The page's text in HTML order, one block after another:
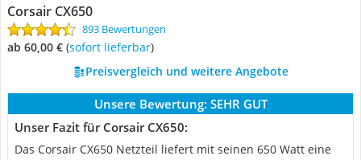
Corsair CX650
893 Bewertungen
ab 60,00 € ( Sofort lieferbar)
Preisvergleich und weitere Angebote
Unsere Bewertung: SEHR GUT
Unser Fazit für Corsair CX650:
Das Corsair CX650 Netzteil liefert mit seinen 650 Watt eine